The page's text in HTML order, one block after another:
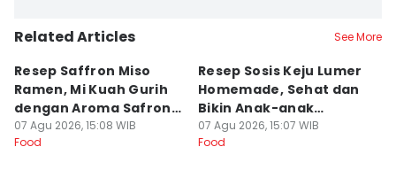
Related Articles See More
Resep Saffron Miso
Ramen, Mi Kuah Gurih
dengan Aroma Safron
Mewah
07 Agu 2026, 15:08 WIB
Food
Resep Sosis Keju Lumer
Homemade, Sehat dan
Bikin Anak-anak
Ketagihan
07 Agu 2026, 15:07 WIB
Food